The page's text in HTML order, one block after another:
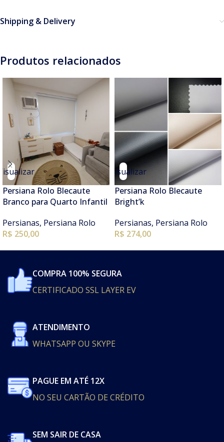
Shipping & Delivery
Produtos relacionados
Persiana Rolo Blecaute
Branco para Quarto Infantil
Persianas, Persiana Rolo
R$ 250,00
Visualizar
Persiana Rolo Blecaute
Bright’k
Persianas, Persiana Rolo
R$ 274,00
COMPRA 100% SEGURA
CERTIFICADO SSL LAYER EV
ATENDIMENTO
WHATSAPP OU SKYPE
PAGUE EM ATÉ 12X
NO SEU CARTÃO DE CRÉDITO
SEM SAIR DE CASA